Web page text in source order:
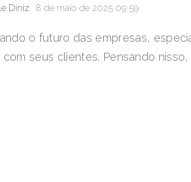
Diniz 8 de maio de 2025 09:59
o futuro das empresas,
seus clientes. Pensando nisso,